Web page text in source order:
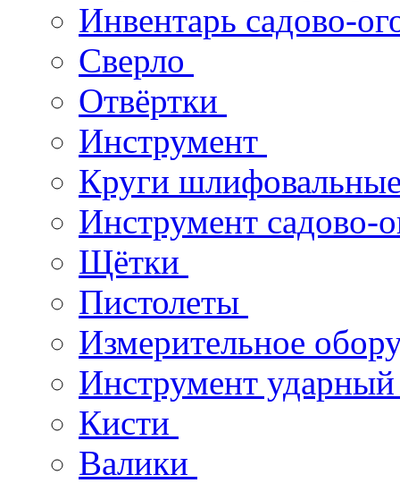
Инвентарь садово-
Сверло
Отвёртки
Инструмент
Круги
Инструмент садово-
Щётки
Пистолеты
Измерительное
Инструмент
Кисти
Валики